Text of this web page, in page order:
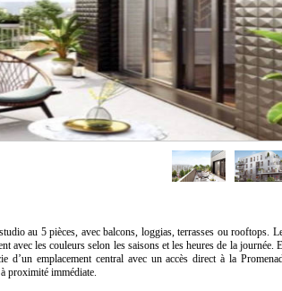
au 5 pièces, avec balcons, loggias, terrasses ou rooftops.
avec les couleurs selon les saisons et les heures de la journée.
d’un emplacement central avec un accès direct à la
proximité immédiate.